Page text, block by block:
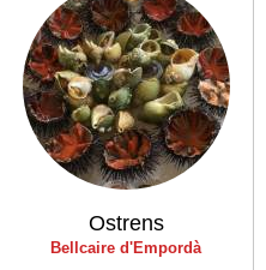
Ostrens
Bellcaire d'Empordà